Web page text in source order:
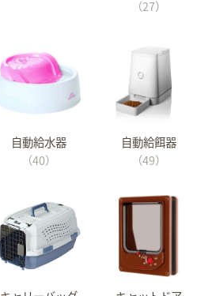
（27）
自動給水器
（40）
自動給餌器
（49）